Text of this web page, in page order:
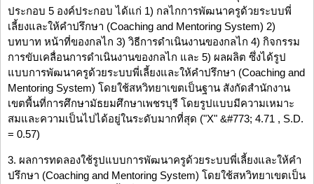
ประกอบ 5 องค์ประกอบ ได้แก่ 1) กลไกการพัฒนาครูด้วยระบบพี่
เลี้ยงและให้คำปรึกษา (Coaching and Mentoring System) 2)
บทบาท หน้าที่ของกลไก 3) วิธีการดำเนินงานของกลไก 4) กิจกรรม
การขับเคลื่อนการดำเนินงานของกลไก และ 5) ผลผลิต ซึ่งได้รูป
แบบการพัฒนาครูด้วยระบบพี่เลี้ยงและให้คำปรึกษา (Coaching and
Mentoring System) โดยใช้สหวิทยาเขตเป็นฐาน สังกัดสำนักงาน
เขตพื้นที่การศึกษามัธยมศึกษาเพชรบุรี โดยรูปแบบมีความเหมาะ
สมและความเป็นไปได้อยู่ในระดับมากที่สุด ("X" &#773; 4.71 , S.D.
= 0.57)
3. ผลการทดลองใช้รูปแบบการพัฒนาครูด้วยระบบพี่เลี้ยงและให้คำ
ปรึกษา (Coaching and Mentoring System) โดยใช้สหวิทยาเขตเป็น